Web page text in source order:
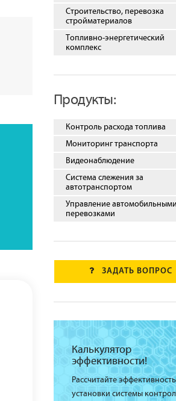
Строительство, перевозка
стройматериалов
Топливно-энергетический
комплекс
Продукты:
Контроль расхода топлива
Мониторинг транспорта
Видеонаблюдение
Система слежения за
автотранспортом
Управление автомобильными
перевозками
ЗАДАТЬ ВОПРОС
Калькулятор
эффективности!
Рассчитайте эффективность
установки системы